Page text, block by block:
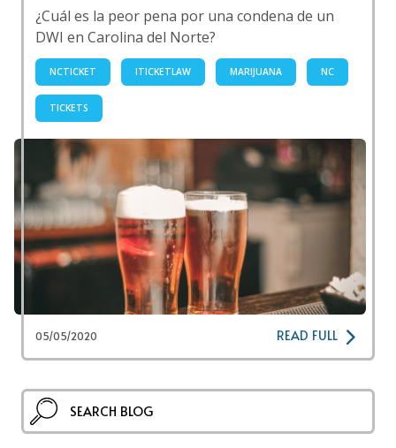
¿Cuál es la peor pena por una condena de un
DWI en Carolina del Norte?
NCTICKET ITICKETLAW MARIJUANA NC
TICKETS
05/05/2020 READ FULL